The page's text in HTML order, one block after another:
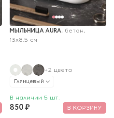
МЫЛЬНИЦА AURA, бетон,
13х8.5 см
+2 цвета
Глянцевый
В наличии 5 шт.
850 ₽ В КОРЗИНУ